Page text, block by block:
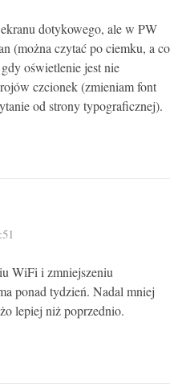
dotykowego, ale w PW
(można czytać po ciemku, a co
oświetlenie jest nie
czcionek (zmieniam font
od strony typograficznej).
WiFi i zmniejszeniu
ponad tydzień. Nadal mniej
lepiej niż poprzednio.